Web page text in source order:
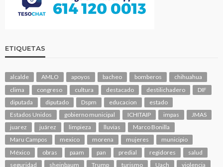
ETIQUETAS
alcalde AMLO apoyos bacheo bomberos
chihuahua
clima
congreso cultura destacado destilichadero
DIF
diputada
diputado Dspm educacion
estado
Estados Unidos
gobierno municipal ICHITAIP impas
JMAS
juarez
juárez limpieza lluvias
Marco Bonilla
Maru Campos
mexico morena mujeres
municipio
México
obras paam pan predial regidores
salud
seguridad
sheinbaum Trump turismo Uach violencia